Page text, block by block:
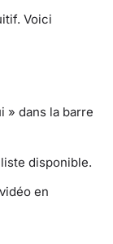
Voici
» dans la barre
disponible.
en